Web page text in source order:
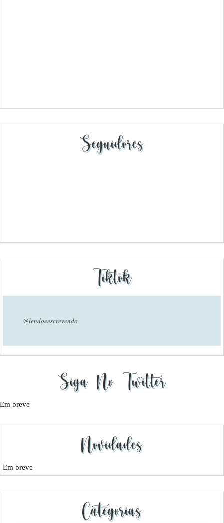
Seguidores
Tiktok
@lendoeescrevendo
Siga No Twitter
Em breve
Novidades
Em breve
Categorias